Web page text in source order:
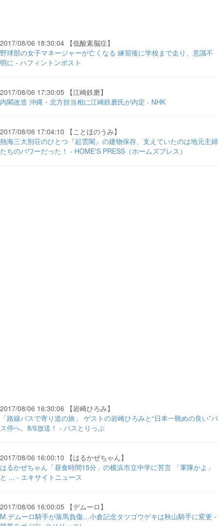
2017/08/06 18:30:04 【低酸素脳症】
野球部の女子マネージャーが亡くなる 練習後に学校まで走り、意識不
明に - ハフィントンポスト
2017/08/06 17:30:05 【江崎鉄磨】
内閣改造 沖縄・北方担当相に江崎鉄磨氏が内定 - NHK
2017/08/06 17:04:10 【ことほのうみ】
熱海三大別荘のひとつ『起雲閣』の建物保存、支えていたのは地元主婦
たちのパワーだった！ - HOME'S PRESS（ホームズプレス）
2017/08/06 16:30:06 【岩崎ひろみ】
「路線バスで寄り道の旅」 ゲストの岩崎ひろみと“日本一眺めの良い”バ
ス停へ、8/6放送！ - バスとりっぷ
2017/08/06 16:00:10 【はるかぜちゃん】
はるかぜちゃん「昼食時間15分」の横浜市立中学に苦言 「軍隊かよ」
と ... - エキサイトニュース
2017/08/06 16:00:05 【デムーロ】
M.デムーロ騎手が落馬負傷…小倉記念タツゴウゲキは秋山騎手に変更 -